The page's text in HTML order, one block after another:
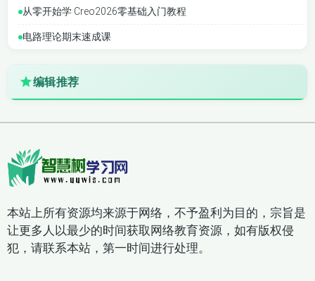
写”“困难面前”“世界各地”和“风趣的语言”。每个单元都
包含详细的课文讲解、相关知识点分析以及配套练
课程特色：
课件、教案、教学视频、课外阅读材料等，满足不同
教学需求。此外，课程还采用趣味化教学方式，如动
教学资源： 为了方便教师备课和学生学习，课程提供
了电子课本、教案、同步练习题和单元检测卷等多种
从零开始学 Creo2026零基础入门教程
电路理论期末速成课
编辑推荐
本站上所有资源均来源于网络，不予盈利为目的，宗旨是
让更多人以最少的时间获取网络教育资源，如有版权侵
犯，请联系本站，第一时间进行处理。